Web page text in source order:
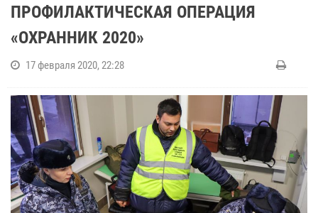
ПРОФИЛАКТИЧЕСКАЯ ОПЕРАЦИЯ
«ОХРАННИК 2020»
17 февраля 2020, 22:28